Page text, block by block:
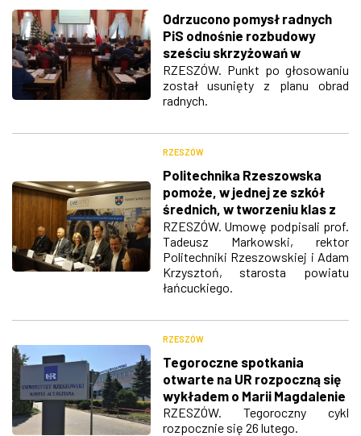
Odrzucono pomysł radnych
PiS odnośnie rozbudowy
sześciu skrzyżowań w
Rzeszowie
RZESZÓW. Punkt po głosowaniu
został usunięty z planu obrad
radnych.
RZESZÓW
Politechnika Rzeszowska
pomoże, w jednej ze szkół
średnich, w tworzeniu klas z
branży lotniczej
RZESZÓW. Umowę podpisali prof.
Tadeusz Markowski, rektor
Politechniki Rzeszowskiej i Adam
Krzysztoń, starosta powiatu
łańcuckiego.
RZESZÓW
Tegoroczne spotkania
otwarte na UR rozpoczną się
wykładem o Marii Magdalenie
RZESZÓW. Tegoroczny cykl
rozpocznie się 26 lutego.